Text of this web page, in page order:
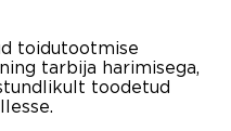
toidutootmise
tarbija harimisega,
toodetud